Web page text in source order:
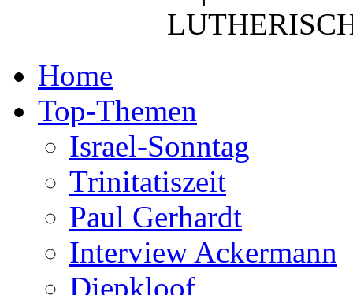
Home
Top-Themen
Israel-Sonntag
Trinitatiszeit
Paul Gerhardt
Interview Ackermann
Diepkloof